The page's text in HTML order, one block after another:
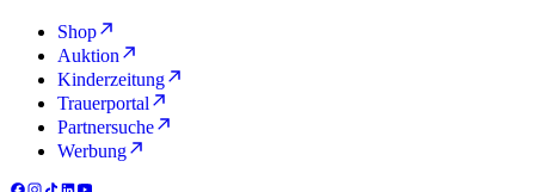
Shop
Auktion
Kinderzeitung
Trauerportal
Partnersuche
Werbung